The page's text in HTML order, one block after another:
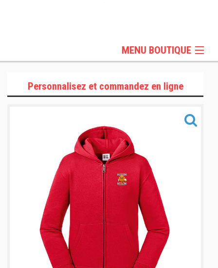
MENU BOUTIQUE
T-Shirts et Polos
Sportswear
Sacs & Accessoires
Personnalisez et commandez en ligne